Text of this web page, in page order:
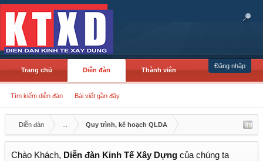
Đăng nhập
Trang chủ Diễn đàn
Tìm kiếm diễn đàn Bài viết gần đây
Thành viên
Diễn đàn Quy trình, kế hoạch QLDA
Chào Khách, Diễn đàn Kinh Tế Xây Dựng của chúng ta